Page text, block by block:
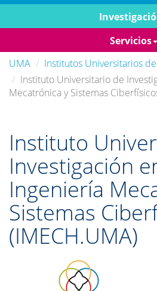
Servicios
UMA
Institutos Universitarios
Instituto Universitario de
Mecatrónica y Sistemas
Instituto
Investigación
Ingeniería
Sistemas
(IMECH.UMA)